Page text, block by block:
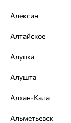
Проба:925
Вставка:Гранат
Цвет вставки:
Наименование
Характеристика
Алексин
Алтайское
Алупка
Алушта
Алхан-Кала
Альметьевск